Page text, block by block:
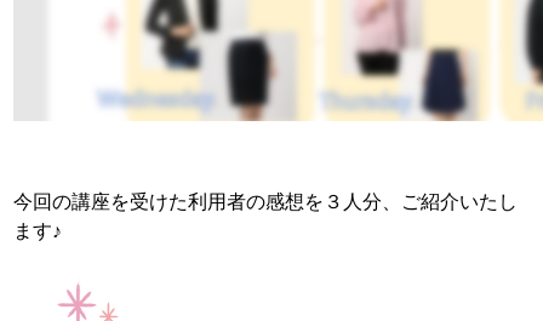
今回の講座を受けた利用者の感想を３人分、ご紹介いたし
ます♪